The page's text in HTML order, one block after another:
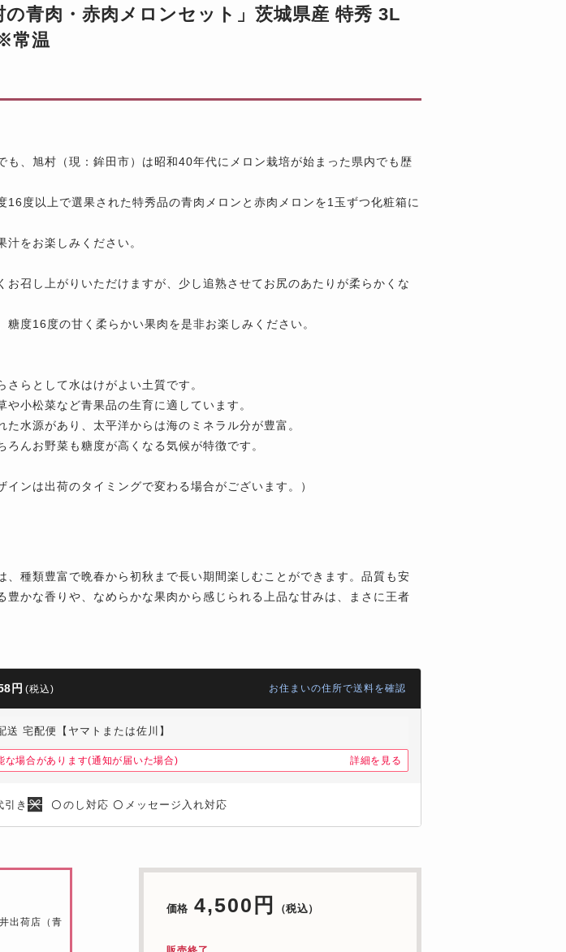
青肉・赤肉メロンセット」茨城県産 特秀 3L
常温
も、旭村（現：鉾田市）は昭和40年代にメロン栽培が始まった県内でも歴
16度以上で選果された特秀品の青肉メロンと赤肉メロンを1玉ずつ化粧箱に
をお楽しみください。
お召し上がりいただけますが、少し追熟させてお尻のあたりが柔らかくな
度16度の甘く柔らかい果肉を是非お楽しみください。
らとして水はけがよい土質です。
小松菜など青果品の生育に適しています。
水源があり、太平洋からは海のミネラル分が豊富。
んお野菜も糖度が高くなる気候が特徴です。
ンは出荷のタイミングで変わる場合がございます。）
、種類豊富で晩春から初秋まで長い期間楽しむことができます。品質も安
豊かな香りや、なめらかな果肉から感じられる上品な甘みは、まさに王者
円 (税込) お住まいの住所で送料を確認
送 宅配便【ヤマトまたは佐川】
場合があります(通知が届いた場合) 詳細を見る
引き 〇 のし対応 〇 メッセージ入れ対応
価格 4,500円 （税込）
出荷店（青